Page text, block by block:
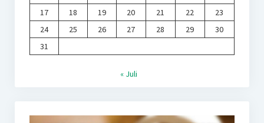
17
18 19 20 21 22
23
24
25 26 27 28 29
30
31
« Juli